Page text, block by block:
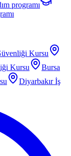
programı
Kursu
Kursu
Bursa
Diyarbakırİş